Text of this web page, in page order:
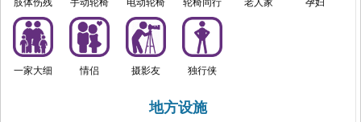
一家大细 情侣 摄影友 独行侠
地方设施